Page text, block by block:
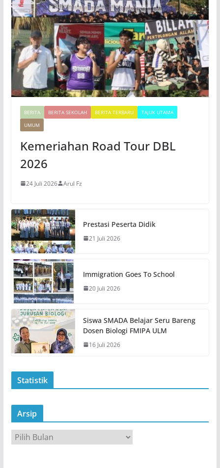
o
BERITA BERITA SEKOLAH BERITA TERBARU
TAJUK UTAMA
UMUM
Kemeriahan Road Tour DBL
2026
24 Juli 2026 Arul Fz
Prestasi Peserta Didik
21 Juli 2026
Immigration Goes To School
20 Juli 2026
Siswa SMADA Belajar Seru Bareng
Dosen Biologi FMIPA ULM
16 Juli 2026
Statistik
Arsip
r